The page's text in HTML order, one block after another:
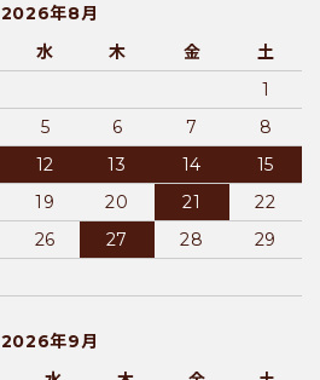
2026年8月
水 木 金
土
1
5 6 7
8
12 13 14
15
19 20 21
22
26 27 28
29
2026年9月